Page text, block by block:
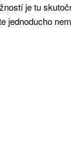
je tu
jednoducho